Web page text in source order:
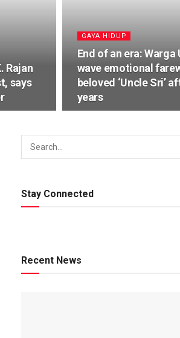
Rajan
says
⁠GAYA HIDUP
End of an era: Warga
wave emotional
beloved ‘Uncle Sri’
years
Stay Connected
Recent News